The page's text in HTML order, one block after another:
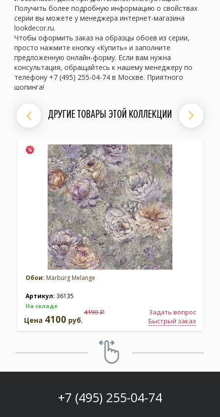
Получить более подробную информацию о свойствах
серии вы можете у менеджера интернет-магазина
lookdecor.ru.
Чтобы оформить заказ на образцы обоев из серии,
просто нажмите кнопку «Купить» и заполните
предложенную онлайн-форму. Если вам нужна
консультация, обращайтесь к нашему менеджеру по
телефону +7 (495) 255-04-74 в Москве. Приятного
шопинга!
ДРУГИЕ ТОВАРЫ ЭТОЙ КОЛЛЕКЦИИ
Обои: Marburg Melange
Артикул: 36135
На складе
Задать вопрос
Быстрый заказ
Цена 4100 руб.
4190a
+7 (495) 255-04-74